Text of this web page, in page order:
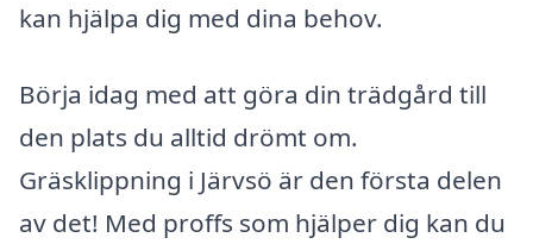
kan hjälpa dig med dina behov.
Börja idag med att göra din trädgård till
den plats du alltid drömt om.
Gräsklippning i Järvsö är den första delen
av det! Med proffs som hjälper dig kan du